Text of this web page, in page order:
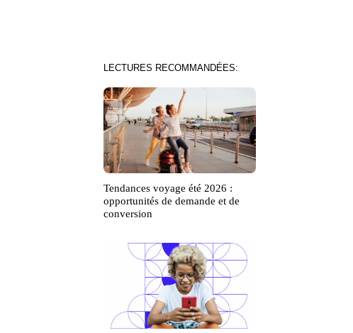
LECTURES RECOMMANDÉES:
Tendances voyage été 2026 :
opportunités de demande et de
conversion